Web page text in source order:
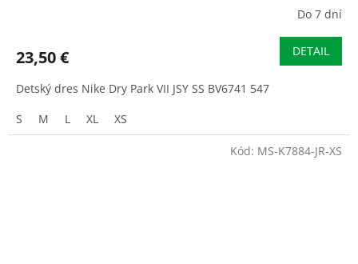
Do 7 dní
23,50 € DETAIL
Detský dres Nike Dry Park VII JSY SS BV6741 547
S
M L XL XS
Kód: MS-K7884-JR-XS